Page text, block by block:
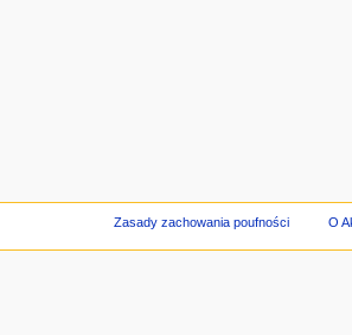
Zasady zachowania poufności O